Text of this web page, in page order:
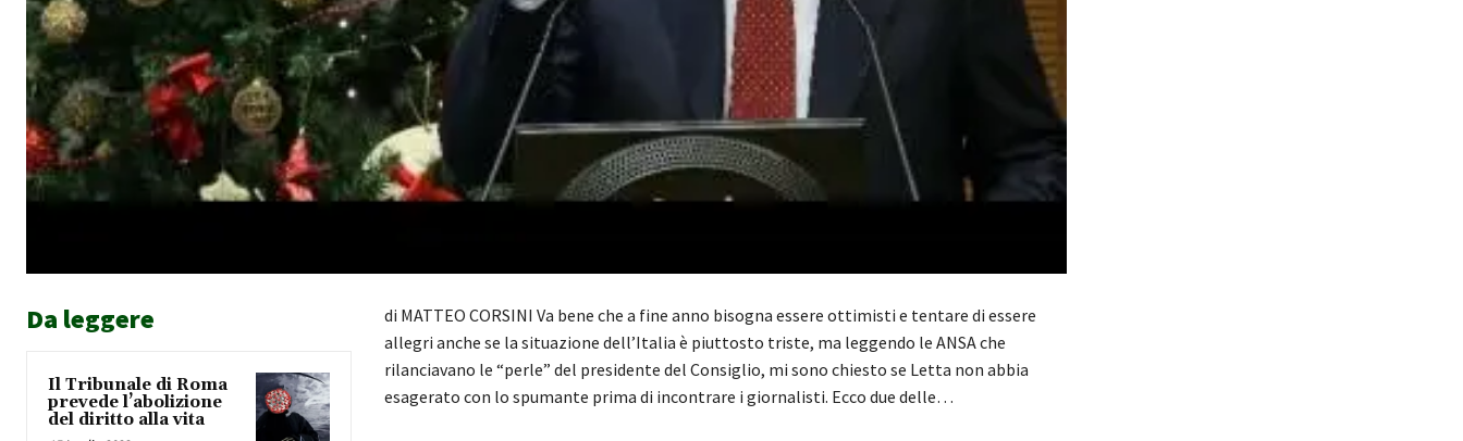
Da leggere
Il Tribunale di Roma
prevede l’abolizione
del diritto alla vita
di MATTEO CORSINI Va bene che a fine anno bisogna essere ottimisti e tentare di essere
allegri anche se la situazione dell’Italia è piuttosto triste, ma leggendo le ANSA che
rilanciavano le “perle” del presidente del Consiglio, mi sono chiesto se Letta non abbia
esagerato con lo spumante prima di incontrare i giornalisti. Ecco due delle…